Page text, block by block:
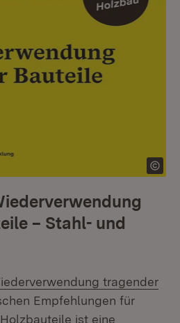
– Stahl- und
tragender
Empfehlungen für
ist eine